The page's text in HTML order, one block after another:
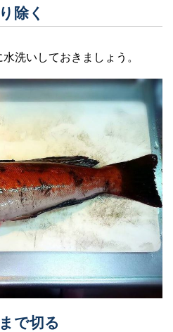
除く
洗いしておきましょう。
で切る